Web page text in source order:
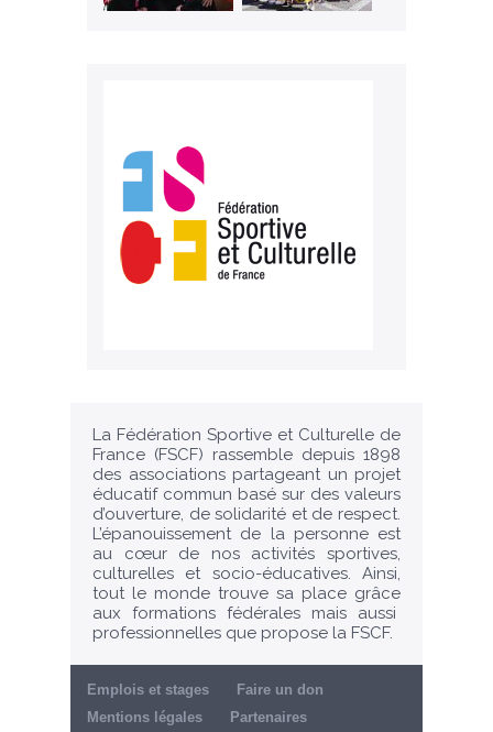
La Fédération Sportive et Culturelle de
France (FSCF) rassemble depuis 1898
des associations partageant un projet
éducatif commun basé sur des valeurs
d’ouverture, de solidarité et de respect.
L’épanouissement de la personne est
au cœur de nos activités sportives,
culturelles et socio-éducatives. Ainsi,
tout le monde trouve sa place grâce
aux formations fédérales mais aussi
professionnelles que propose la FSCF.
Emplois et stages
Faire un don
Mentions légales
Partenaires